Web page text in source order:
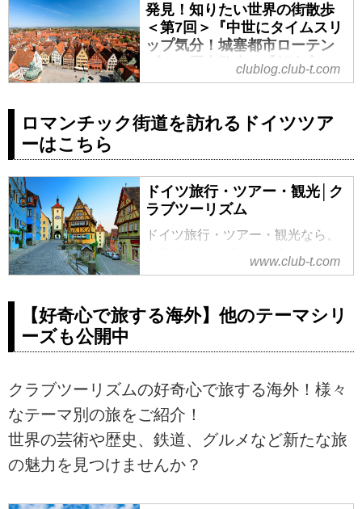
発見！知りたい世界の街散歩
＜第7回＞『中世にタイムスリ
ップ気分！城塞都市ローテン
ブルク歴史散歩』【好奇心で
旅する海外】 - クラブログ ～
ーリズム
気を存分に味わうために自由に街
歩きをしたい！という方も多いは
ず。そんな皆様に旅行会社スタッ
フが厳選した街歩きのおすすめス
ポットをご紹介するシリーズ、
「発見！知りたい世界の街散
歩」、第7回目はドイツのローテン
clublog.club-t.com
ロマンチック街道を訪れるドイツツア
ーはこちら
ドイツ旅行・ツアー・観光│ク
ラブツーリズム
ドイツ旅行・ツアー・観光なら、
クラブツーリズムにおまかせ！ロ
マンチック街道やローテンブル
ンシュタイン城などの観光地や、
おすすめのドイツツアーをご紹
www.club-t.com
【好奇心で旅する海外】他のテーマシリ
ーズも公開中
クラブツーリズムの好奇心で旅する海外！様々
なテーマ別の旅をご紹介！
世界の芸術や歴史、鉄道、グルメなど新たな旅
の魅力を見つけませんか？